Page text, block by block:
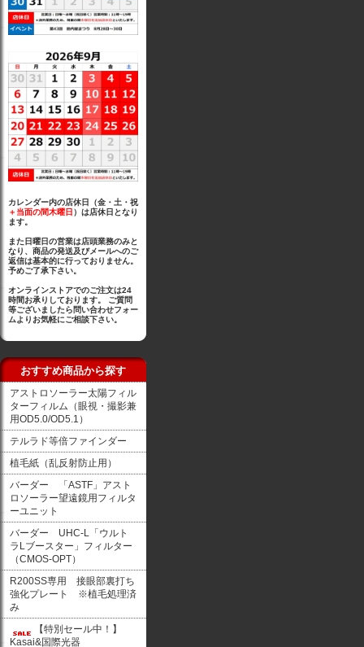
カレンダー内の店休日（金・土・祝
＋当面の間木曜日 ）は店休日となり
ます。
また日曜日の営業は店頭業務のみと
なり、商品の発送及びメールへのご
返信は基本的に行っておりません。
予めご了承下さい。
オンラインストアでのご注文は24
時間お承りしております。 ご質問
等ございましたら問い合わせフォー
ムよりお気軽にご相談下さい。
おすすめ商品から探す
アストロソーラー太陽フィル
ターフィルム（眼視・撮影兼
用OD5.0/OD5.1）
テルラド等倍ファインダー
植毛紙（乱反射防止用）
バーダー 「ASTF」アスト
ロソーラー望遠鏡用フィルタ
ーユニット
バーダー UHC-L「ウルト
ラLブースター」フィルター
（CMOS-OPT）
R200SS専用 接眼部裏打ち
強化プレート ※植毛処理済
み
【特別セール中！】
Kasai&国際光器